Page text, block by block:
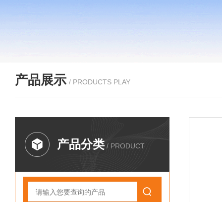
产品展示 / PRODUCTS PLAY
产品分类 / PRODUCT